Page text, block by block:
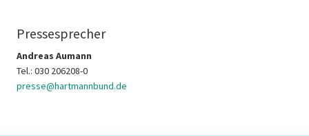
Pressesprecher
Andreas Aumann
Tel.: 030 206208-0
presse@hartmannbund.de